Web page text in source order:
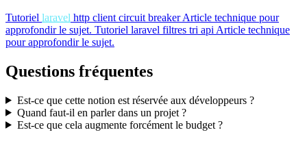
Tutoriel laravel http client circuit breaker Article technique pour
approfondir le sujet. Tutoriel laravel filtres tri api Article technique
pour approfondir le sujet.
Questions fréquentes
Est-ce que cette notion est réservée aux développeurs ?
Quand faut-il en parler dans un projet ?
Est-ce que cela augmente forcément le budget ?